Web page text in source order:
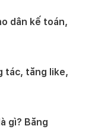
dân kế toán,
tác, tăng like,
gì? Băng